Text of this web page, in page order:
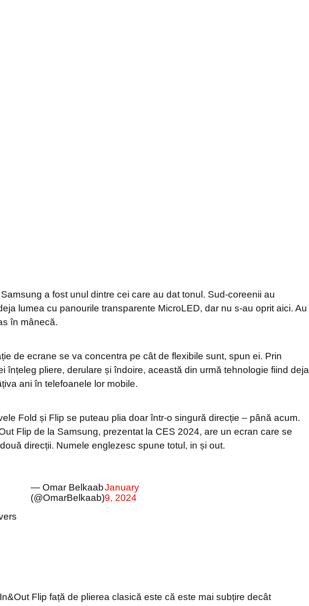
a fost unul dintre cei care au dat tonul. Sud-coreenii au
lumea cu panourile transparente MicroLED, dar nu s-au oprit aici. Au
în mânecă.
de ecrane se va concentra pe cât de flexibile sunt, spun ei. Prin
înțeleg pliere, derulare și îndoire, această din urmă tehnologie fiind deja
ani în telefoanele lor mobile.
Fold și Flip se puteau plia doar într-o singură direcție – până acum.
Flip de la Samsung, prezentat la CES 2024, are un ecran care se
direcții. Numele englezesc spune totul, in și out.
— Omar Belkaab
(@OmarBelkaab)
January
9, 2024
Flip față de plierea clasică este că este mai subțire decât